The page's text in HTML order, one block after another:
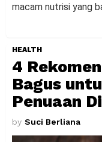
macam nutrisi yang
HEALTH
4
Bagus
Penuaan
by Suci Berliana